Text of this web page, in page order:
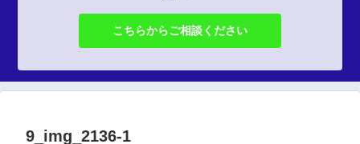
こちらからご相談ください
9_img_2136-1